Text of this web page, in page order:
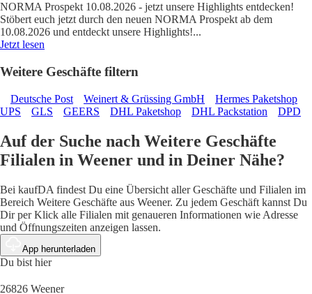
NORMA Prospekt 10.08.2026 - jetzt unsere Highlights entdecken!
Stöbert euch jetzt durch den neuen NORMA Prospekt ab dem
10.08.2026 und entdeckt unsere Highlights!...
Jetzt lesen
Weitere Geschäfte filtern
Deutsche Post Weinert & Grüssing GmbH
Hermes Paketshop
UPS
GLS GEERS DHL Paketshop DHL Packstation DPD
Auf der Suche nach Weitere Geschäfte
Filialen in Weener und in Deiner Nähe?
Bei kaufDA findest Du eine Übersicht aller Geschäfte und Filialen im
Bereich Weitere Geschäfte aus Weener. Zu jedem Geschäft kannst Du
Dir per Klick alle Filialen mit genaueren Informationen wie Adresse
und Öffnungszeiten anzeigen lassen.
App herunterladen
Du bist hier
26826 Weener